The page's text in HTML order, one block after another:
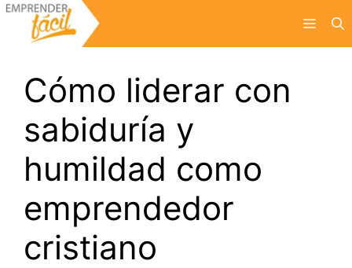
Saltar
Menú
Cómo liderar con
sabiduría y
humildad como
emprendedor
cristiano